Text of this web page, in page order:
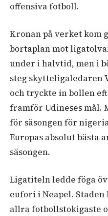
offensiva fotboll.
Kronan på verket kom
bortaplan mot
under i halvtid, men i
steg skytteligaledaren
och tryckte in bollen
framför Udineses mål.
för säsongen för
Europas absolut bästa
säsongen.
Ligatiteln ledde föga
eufori i Neapel.
allra fotbollstokigaste